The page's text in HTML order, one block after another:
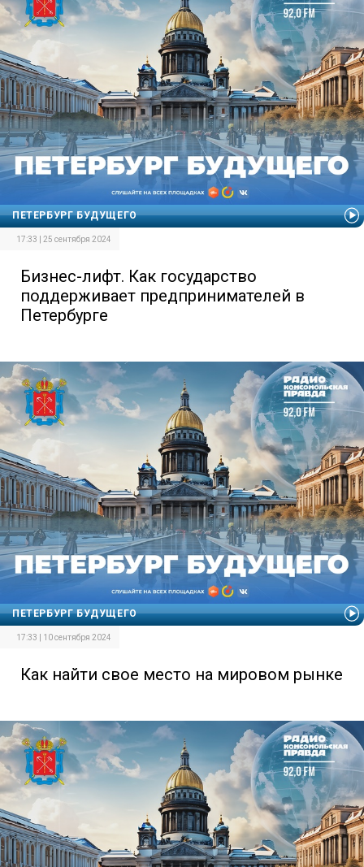
ПЕТЕРБУРГ БУДУЩЕГО
17:33 | 25 сентября 2024
Бизнес-лифт. Как государство
поддерживает предпринимателей в
Петербурге
ПЕТЕРБУРГ БУДУЩЕГО
17:33 | 10 сентября 2024
Как найти свое место на мировом рынке